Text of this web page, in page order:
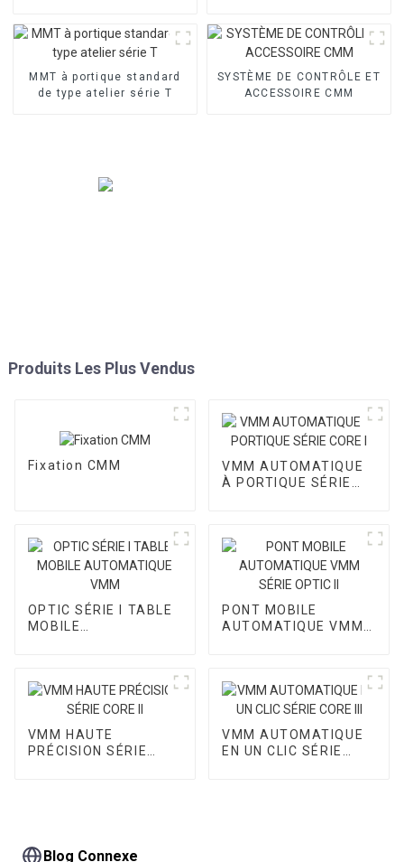
MMT à portique standard
de type atelier série T
SYSTÈME DE CONTRÔLE ET
ACCESSOIRE CMM
Produits Les Plus Vendus
Fixation CMM
VMM AUTOMATIQUE
À PORTIQUE SÉRIE
OPTIC SÉRIE I TABLE
MOBILE
PONT MOBILE
AUTOMATIQUE VMM
VMM HAUTE
PRÉCISION SÉRIE
VMM AUTOMATIQUE
EN UN CLIC SÉRIE
Blog Connexe